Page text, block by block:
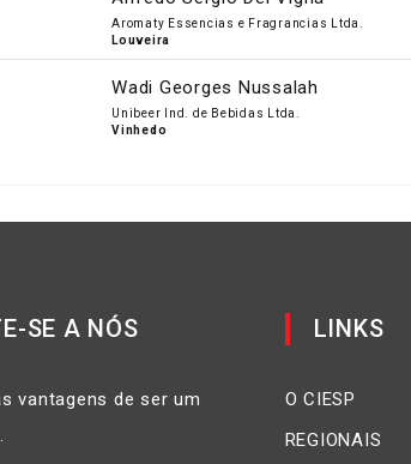
Aromaty Essencias e Fragrancias Ltda.
Louveira
Wadi Georges Nussalah
Unibeer Ind. de Bebidas Ltda.
Vinhedo
SE A NÓS
vantagens de ser um
LINKS
O CIESP
REGIONAIS